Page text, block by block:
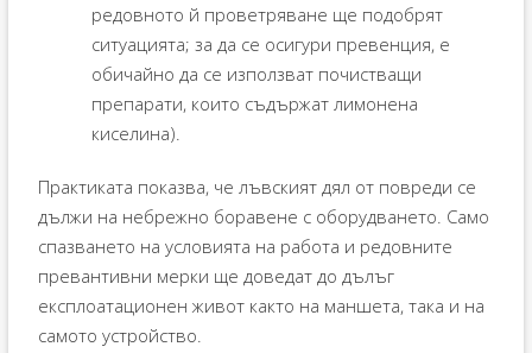
редовното й проветряване ще подобрят
ситуацията; за да се осигури превенция, е
обичайно да се използват почистващи
препарати, които съдържат лимонена
киселина).
Практиката показва, че лъвският дял от повреди се
дължи на небрежно боравене с оборудването. Само
спазването на условията на работа и редовните
превантивни мерки ще доведат до дълъг
експлоатационен живот както на маншета, така и на
самото устройство.